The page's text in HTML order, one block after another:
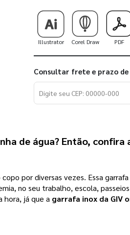
Illustrator Corel Draw PDF
Consultar frete e prazo
de água? Então, confira
por diversas vezes. Essa
no seu trabalho, escola,
hora, já que a garrafa inox da GIV